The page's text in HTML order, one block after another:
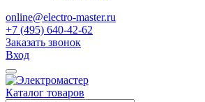
online@electro-master.ru
+7 (495) 640-42-62
Заказать звонок
Вход
Каталог товаров